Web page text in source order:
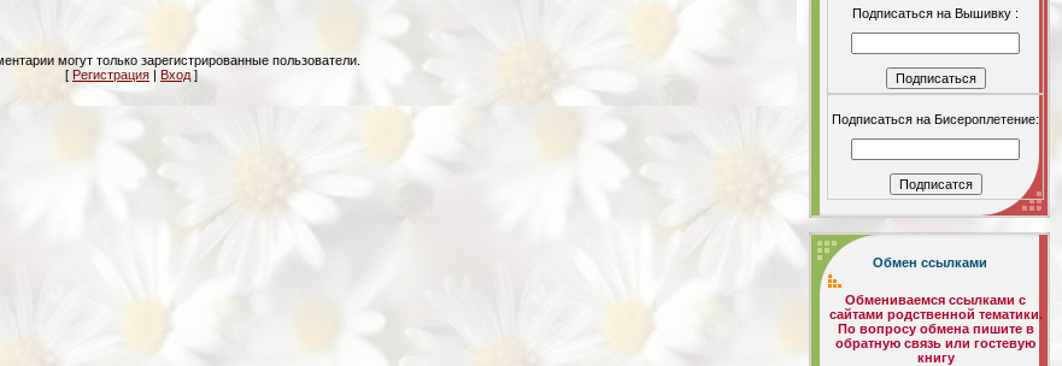
могут только зарегистрированные пользователи.
[ Регистрация | Вход ]
Подписаться на Вышивку :
Подписаться на Бисероплетение:
Обмен ссылками
Обмениваемся ссылками с
сайтами родственной тематики.
По вопросу обмена пишите в
обратную связь или гостевую
книгу